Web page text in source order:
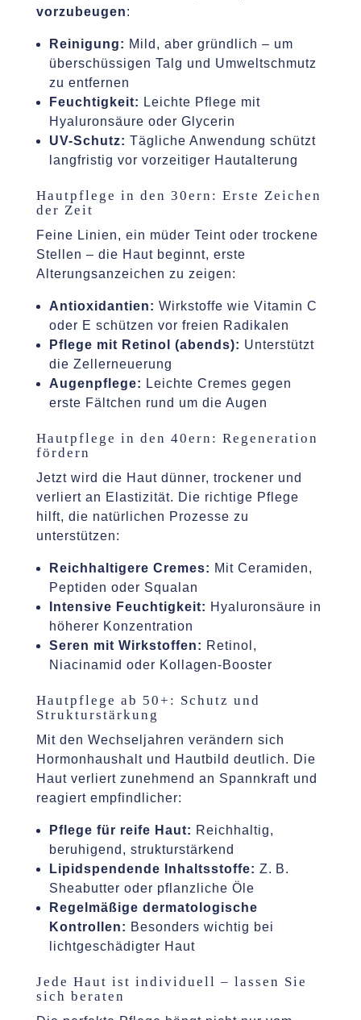
vorzubeugen:
Reinigung: Mild, aber gründlich – um
überschüssigen Talg und Umweltschmutz
zu entfernen
Feuchtigkeit: Leichte Pflege mit
Hyaluronsäure oder Glycerin
UV-Schutz: Tägliche Anwendung schützt
langfristig vor vorzeitiger Hautalterung
Hautpflege in den 30ern: Erste Zeichen
der Zeit
Feine Linien, ein müder Teint oder trockene
Stellen – die Haut beginnt, erste
Alterungsanzeichen zu zeigen:
Antioxidantien: Wirkstoffe wie Vitamin C
oder E schützen vor freien Radikalen
Pflege mit Retinol (abends): Unterstützt
die Zellerneuerung
Augenpflege: Leichte Cremes gegen
erste Fältchen rund um die Augen
Hautpflege in den 40ern: Regeneration
fördern
Jetzt wird die Haut dünner, trockener und
verliert an Elastizität. Die richtige Pflege
hilft, die natürlichen Prozesse zu
unterstützen:
Reichhaltigere Cremes: Mit Ceramiden,
Peptiden oder Squalan
Intensive Feuchtigkeit: Hyaluronsäure in
höherer Konzentration
Seren mit Wirkstoffen: Retinol,
Niacinamid oder Kollagen-Booster
Hautpflege ab 50+: Schutz und
Strukturstärkung
Mit den Wechseljahren verändern sich
Hormonhaushalt und Hautbild deutlich. Die
Haut verliert zunehmend an Spannkraft und
reagiert empfindlicher:
Pflege für reife Haut: Reichhaltig,
beruhigend, strukturstärkend
Lipidspendende Inhaltsstoffe: Z. B.
Sheabutter oder pflanzliche Öle
Regelmäßige dermatologische
Kontrollen: Besonders wichtig bei
lichtgeschädigter Haut
Jede Haut ist individuell – lassen Sie
sich beraten